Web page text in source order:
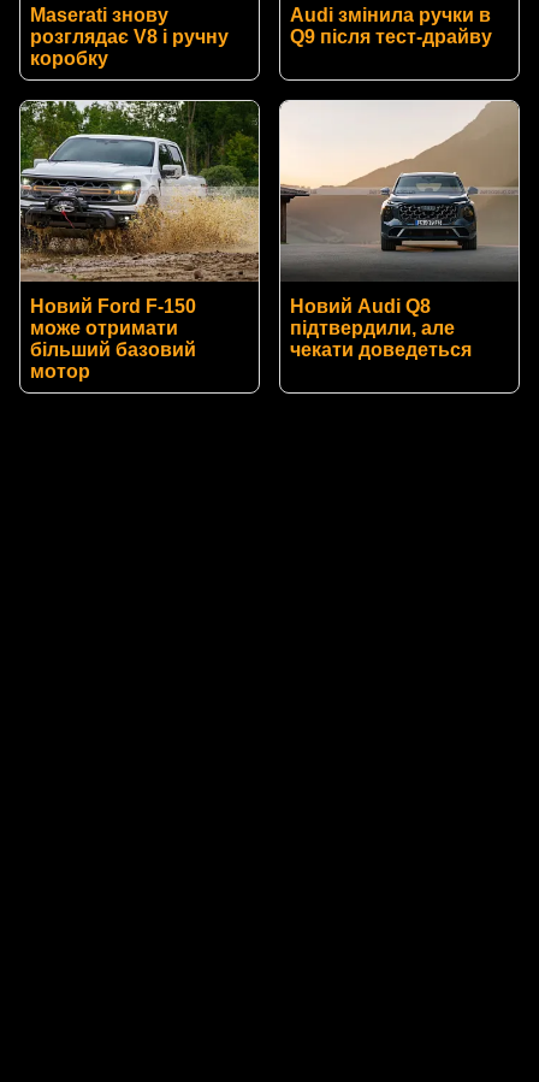
Maserati знову
розглядає V8 і ручну
коробку
Audi змінила ручки в
Q9 після тест-драйву
Новий Ford F-150
може отримати
більший базовий
мотор
Новий Audi Q8
підтвердили, але
чекати доведеться